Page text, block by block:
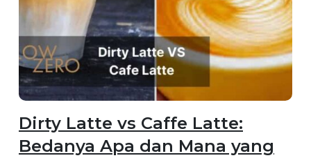
Dirty Latte vs Caffe Latte:
Bedanya Apa dan Mana yang